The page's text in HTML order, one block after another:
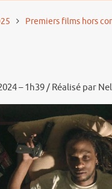
Premiers films hors
– 1h39 / Réalisé par